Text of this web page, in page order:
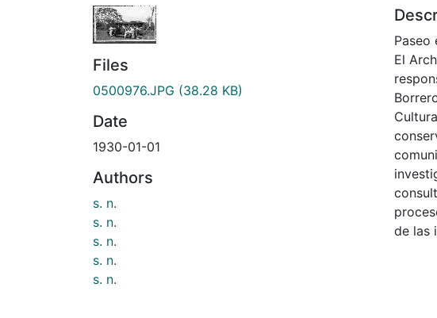
Files
0500976.JPG (38.28 KB)
Date
1930-01-01
Authors
s. n.
s. n.
s. n.
s. n.
s. n.
Paseo
El
de las